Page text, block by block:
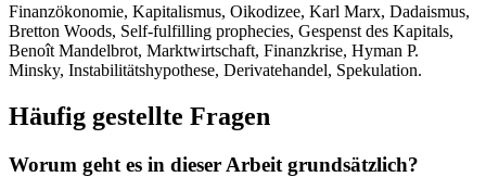
Finanzökonomie, Kapitalismus, Oikodizee, Karl Marx, Dadaismus,
Bretton Woods, Self-fulfilling prophecies, Gespenst des Kapitals,
Benoît Mandelbrot, Marktwirtschaft, Finanzkrise, Hyman P.
Minsky, Instabilitätshypothese, Derivatehandel, Spekulation.
Häufig gestellte Fragen
Worum geht es in dieser Arbeit grundsätzlich?